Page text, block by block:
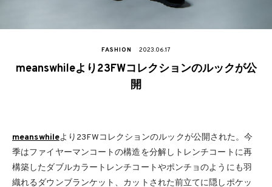
FASHION 2023.06.17
meanswhileより23FWコレクションのルックが公
開
meanswhileより23FWコレクションのルックが公開された。今
季はファイヤーマンコートの構造を分解しトレンチコートに再
構築したダブルカラートレンチコートやポンチョのようにも羽
織れるダウンブランケット、カットされた前立てに隠しポケッ